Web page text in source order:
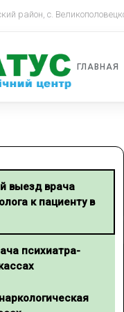
район, с.
ГЛАВНАЯ
выезд врача
к пациенту в
психиатра-